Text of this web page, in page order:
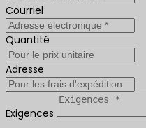
Courriel
Quantité
Adresse
Exigences